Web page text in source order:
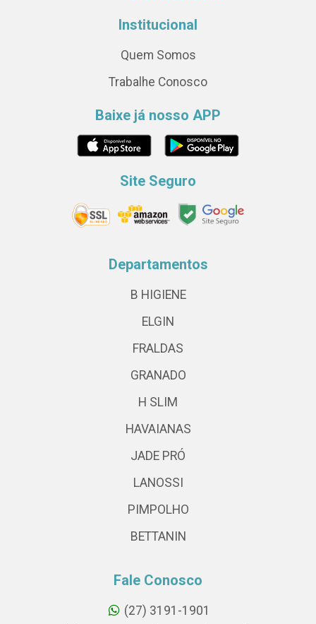
Institucional
Quem Somos
Trabalhe Conosco
Baixe já nosso APP
Site Seguro
Departamentos
B HIGIENE
ELGIN
FRALDAS
GRANADO
H SLIM
HAVAIANAS
JADE PRÓ
LANOSSI
PIMPOLHO
BETTANIN
Fale Conosco
(27) 3191-1901